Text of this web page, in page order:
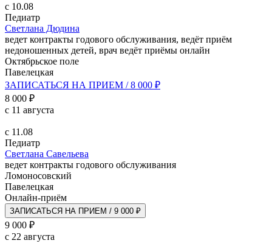
с 10.08
Педиатр
Светлана Дюдина
ведет контракты годового обслуживания, ведёт приём
недоношенных детей, врач ведёт приёмы онлайн
Октябрьское поле
Павелецкая
ЗАПИСАТЬСЯ НА ПРИЕМ / 8 000 ₽
8 000 ₽
с 11 августа
с 11.08
Педиатр
Светлана Савельева
ведет контракты годового обслуживания
Ломоносовский
Павелецкая
Онлайн-приём
ЗАПИСАТЬСЯ НА ПРИЕМ / 9 000 ₽
9 000 ₽
с 22 августа